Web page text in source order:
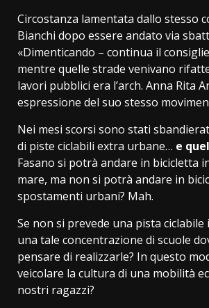
Circostanza lamentata dallo stesso
Bianchi dopo essere andato via
«Dimenticando – continua il
mentre quelle strade venivano
lavori pubblici era l’arch. Anna Rita
espressione del suo stesso
Nei mesi scorsi sono stati
di piste ciclabili extra urbane… e
Fasano si potrà andare in bicicletta
mare, ma non si potrà andare in
spostamenti urbani? Mah.
Se non si prevede una pista
una tale concentrazione di scuole
pensare di realizzarle? In questo
veicolare la cultura di una mobilità
nostri ragazzi?